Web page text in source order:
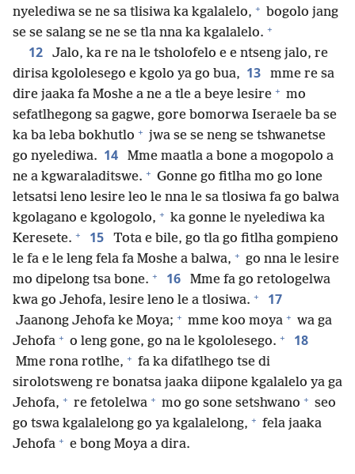
nyelediwa se ne sa tlisiwa ka kgalalelo, + bogolo jang
se se salang se ne se tla nna ka kgalalelo. +
12
Jalo, ka re na le tsholofelo e e ntseng jalo, re
dirisa kgololesego e kgolo ya go bua, 13
mme re sa
dire jaaka fa Moshe a ne a tle a beye lesire + mo
sefatlhegong sa gagwe, gore bomorwa Iseraele ba se
ka ba leba bokhutlo + jwa se se neng se tshwanetse
go nyelediwa. 14
Mme maatla a bone a mogopolo a
ne a kgwaraladitswe. + Gonne go fitlha mo go lone
letsatsi leno lesire leo le nna le sa tlosiwa fa go balwa
kgolagano e kgologolo, + ka gonne le nyelediwa ka
Keresete. + 15
Tota e bile, go tla go fitlha gompieno
le fa e le leng fela fa Moshe a balwa, + go nna le lesire
mo dipelong tsa bone. + 16
Mme fa go retologelwa
kwa go Jehofa, lesire leno le a tlosiwa. + 17
Jaanong Jehofa ke Moya; + mme koo moya + wa ga
Jehofa + o leng gone, go na le kgololesego. + 18
Mme rona rotlhe, + fa ka difatlhego tse di
sirolotsweng re bonatsa jaaka diipone kgalalelo ya ga
Jehofa, + re fetolelwa + mo go sone setshwano + seo
go tswa kgalalelong go ya kgalalelong, + fela jaaka
Jehofa + e bong Moya a dira.